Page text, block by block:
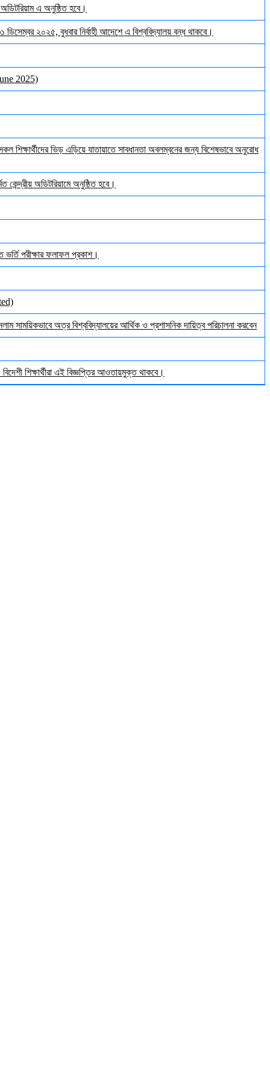
এ অনুষ্ঠিত হবে।
ডিসেম্বর ২০২৫, বুধবার নির্বাহী আদেশে এ বিশ্ববিদ্যালয় বন্ধ থাকবে।
2025)
ভিড় এড়িয়ে যাতায়াতে সাবধানতা অবলম্বনের জন্য বিশেষভাবে অনুরোধ
কেন্দ্রীয় অডিটরিয়ামে অনুষ্ঠিত হবে।
ভর্তি পরীক্ষার ফলাফল প্রকাশ।
সাময়িকভাবে অত্র বিশ্ববিদ্যালয়ের আর্থিক ও প্রশাসনিক দায়িত্ব পরিচালনা করবেন
শিক্ষার্থীরা এই বিজ্ঞপ্তির আওতায়মুক্ত থাকবে।